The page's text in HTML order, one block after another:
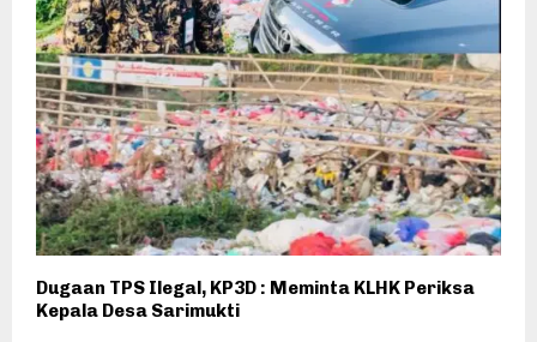
Dugaan TPS Ilegal, KP3D : Meminta KLHK Periksa
Kepala Desa Sarimukti